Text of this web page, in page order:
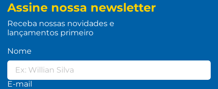
Assine nossa newsletter
Receba nossas novidades e
lançamentos primeiro
Nome
E-mail